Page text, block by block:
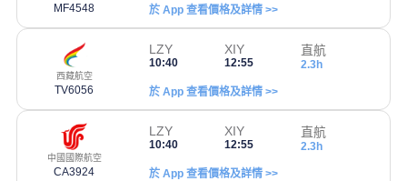
MF4548 於 App 查看價格及詳情 >>
西藏航空
TV6056
LZY
10:40
XIY
12:55
直航
2.3h
於 App 查看價格及詳情 >>
中國國際航空
CA3924
LZY
10:40
XIY
12:55
直航
2.3h
於 App 查看價格及詳情 >>